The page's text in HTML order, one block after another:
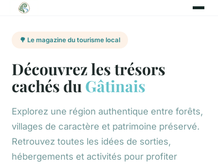
🌳 Le magazine du tourisme local
Découvrez les trésors
cachés du Gâtinais
Explorez une région authentique entre forêts,
villages de caractère et patrimoine préservé.
Retrouvez toutes les idées de sorties,
hébergements et activités pour profiter